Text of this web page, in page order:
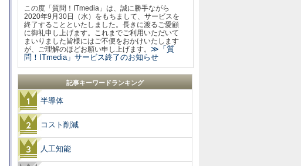
この度「質問！ITmedia」は、誠に勝手ながら
2020年9月30日（水）をもちまして、サービスを
終了することといたしました。長きに渡るご愛顧
に御礼申し上げます。これまでご利用いただいて
まいりました皆様にはご不便をおかけいたします
が、ご理解のほどお願い申し上げます。 ≫「質
問！ITmedia」サービス終了のお知らせ
記事キーワードランキング
半導体
コスト削減
人工知能